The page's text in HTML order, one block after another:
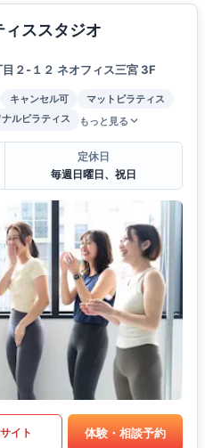
ススタジオ
２-１２ ネオフィス三宮 3F
キャンセル可
マットピラティス
ルピラティス もっと見る
定休日
毎週日曜日、祝日
イト 体験・相談予約